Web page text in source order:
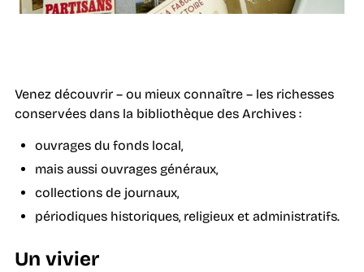
Venez découvrir – ou mieux connaître – les richesses
conservées dans la bibliothèque des Archives :
ouvrages du fonds local,
mais aussi ouvrages généraux,
collections de journaux,
périodiques historiques, religieux et administratifs.
Un vivier